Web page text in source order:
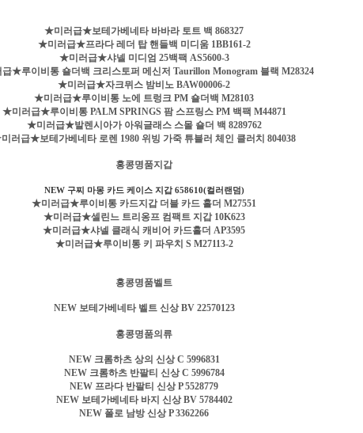
★미러급★보테가베네타 바바라 토트 백 868327
★미러급★프라다 레더 탑 핸들백 미디움 1BB161-2
★미러급★샤넬 미디엄 25백팩 AS5600-3
★루이비통 숄더백 크리스토퍼 메신저 Taurillon Monogram 블랙 M28324
★미러급★자크뮈스 밤비노 BAW00006-2
★미러급★루이비통 노에 트렁크 PM 숄더백 M28103
★미러급★루이비통 PALM SPRINGS 팜 스프링스 PM 백팩 M44871
★미러급★발렌시아가 아워글래스 스몰 숄더 백 8289762
러급★보테가베네타 로렌 1980 위빙 가죽 튜블러 체인 클러치 804038
홍콩명품지갑
NEW 구찌 마몽 카드 케이스 지갑 ‎658610(컬러랜덤)
★미러급★루이비통 카드지갑 더블 카드 홀더 M27551
★미러급★셀린느 트리옹프 컴팩트 지갑 10K623
★미러급★샤넬 클래식 캐비어 카드홀더 AP3595
★미러급★루이비통 키 파우치 S M27113-2
홍콩명품벨트
NEW 보테가베네타 벨트 신상 BV 22570123
홍콩명품의류
NEW 크롬하츠 상의 신상 C 5996831
NEW 크롬하츠 반팔티 신상 C 5996784
NEW 프라다 반팔티 신상 P 5528779
NEW 보테가베네타 바지 신상 BV 5784402
NEW 폴로 남방 신상 P 3362266